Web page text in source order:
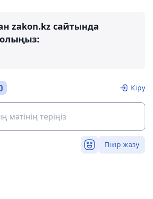
zakon.kz сайтында
Кіру
Пікір жазу